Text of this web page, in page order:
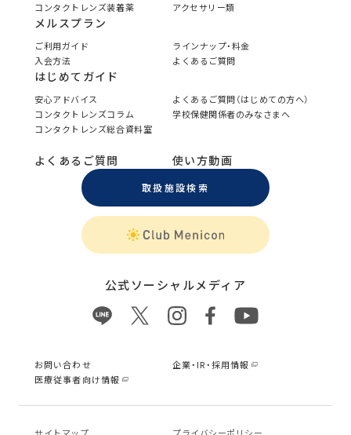
コンタクトレンズ装着薬
アクセサリー類
メルスプラン
ご利用ガイド
ラインナップ・料金
入会方法
よくあるご質問
はじめてガイド
安心アドバイス
よくあるご質問（はじめての方へ）
コンタクトレンズコラム
学校保健関係者のみなさまへ
コンタクトレンズ総合資料室
よくあるご質問 使い方動画
取扱施設検索
公式ソーシャルメディア
お問い合わせ
企業・IR・採用情報
医療従事者向け情報